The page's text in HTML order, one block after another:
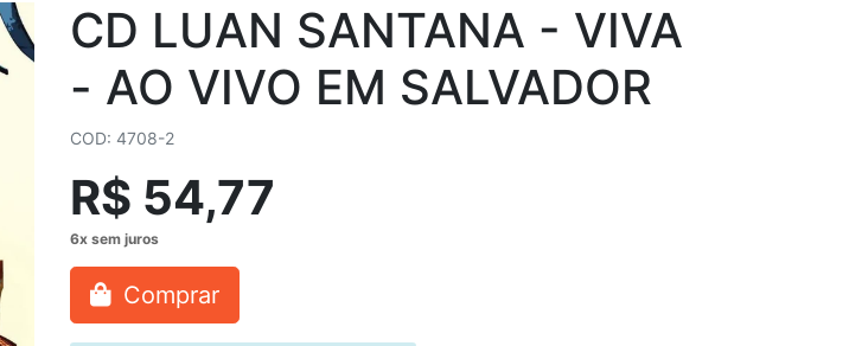
CD LUAN SANTANA - VIVA
- AO VIVO EM SALVADOR
COD: 4708-2
R$ 54,77
Comprar